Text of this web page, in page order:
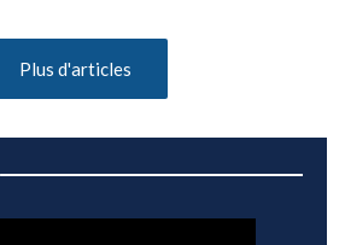
Plus d'articles